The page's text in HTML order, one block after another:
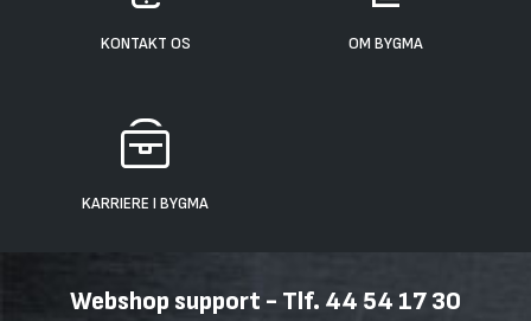
KONTAKT OS OM BYGMA
KARRIERE I BYGMA
Webshop support - Tlf. 44 54 17 30